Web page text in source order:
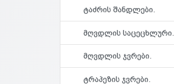
ტაძრის შანდლები.
მღვდლის საცეცხლური.
მღვდლის ჯვრები.
ტრაპეზის ჯვრები.